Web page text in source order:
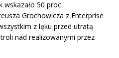
50 proc.
Grochowicza z Enterprise
z lęku przed utratą
nad realizowanymi przez